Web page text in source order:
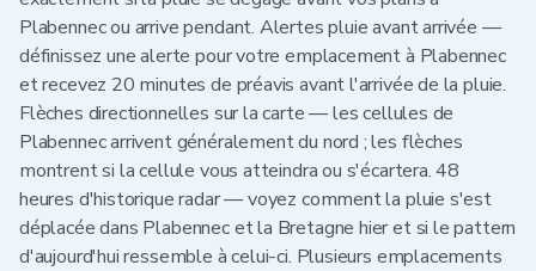
Plabennec ou arrive pendant. Alertes pluie avant arrivée —
définissez une alerte pour votre emplacement à Plabennec
et recevez 20 minutes de préavis avant l'arrivée de la pluie.
Flèches directionnelles sur la carte — les cellules de
Plabennec arrivent généralement du nord ; les flèches
montrent si la cellule vous atteindra ou s'écartera. 48
heures d'historique radar — voyez comment la pluie s'est
déplacée dans Plabennec et la Bretagne hier et si le pattern
d'aujourd'hui ressemble à celui-ci. Plusieurs emplacements